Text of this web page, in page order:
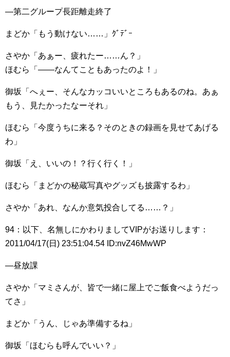
―第二グループ長距離走終了
まどか「もう動けない……」ｸﾞﾃﾞｰ
さやか「あぁー、疲れたー……ん？」
ほむら「――なんてこともあったのよ！」
御坂「へぇー、そんなカッコいいところもあるのね。あぁ
もう、見たかったなーそれ」
ほむら「今度うちに来る？そのときの録画を見せてあげる
わ」
御坂「え、いいの！？行く行く！」
ほむら「まどかの秘蔵写真やグッズも披露するわ」
さやか「あれ、なんか意気投合してる……？」
94：以下、名無しにかわりましてVIPがお送りします：
2011/04/17(日) 23:51:04.54 ID:nvZ46MwWP
―昼放課
さやか「マミさんが、皆で一緒に屋上でご飯食べようだっ
てさ」
まどか「うん、じゃあ準備するね」
御坂「ほむらも呼んでいい？」